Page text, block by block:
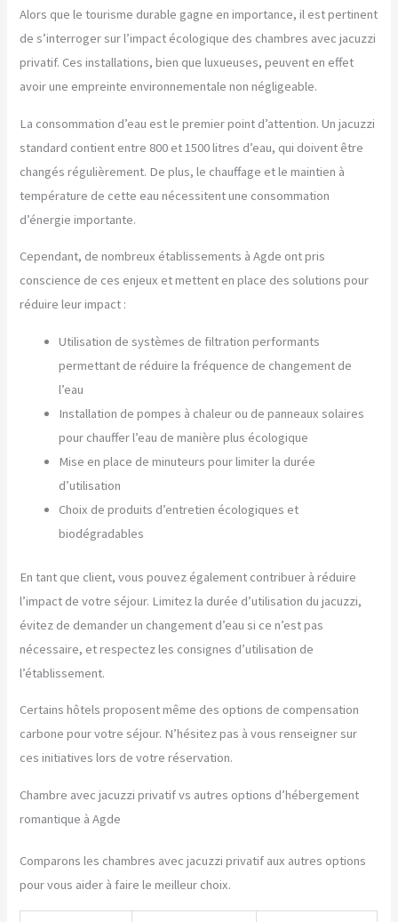
Alors que le tourisme durable gagne en importance, il est pertinent
de s’interroger sur l’impact écologique des chambres avec jacuzzi
privatif. Ces installations, bien que luxueuses, peuvent en effet
avoir une empreinte environnementale non négligeable.
La consommation d’eau est le premier point d’attention. Un jacuzzi
standard contient entre 800 et 1500 litres d’eau, qui doivent être
changés régulièrement. De plus, le chauffage et le maintien à
température de cette eau nécessitent une consommation
d’énergie importante.
Cependant, de nombreux établissements à Agde ont pris
conscience de ces enjeux et mettent en place des solutions pour
réduire leur impact :
Utilisation de systèmes de filtration performants
permettant de réduire la fréquence de changement de
l’eau
Installation de pompes à chaleur ou de panneaux solaires
pour chauffer l’eau de manière plus écologique
Mise en place de minuteurs pour limiter la durée
d’utilisation
Choix de produits d’entretien écologiques et
biodégradables
En tant que client, vous pouvez également contribuer à réduire
l’impact de votre séjour. Limitez la durée d’utilisation du jacuzzi,
évitez de demander un changement d’eau si ce n’est pas
nécessaire, et respectez les consignes d’utilisation de
l’établissement.
Certains hôtels proposent même des options de compensation
carbone pour votre séjour. N’hésitez pas à vous renseigner sur
ces initiatives lors de votre réservation.
Chambre avec jacuzzi privatif vs autres options d’hébergement
romantique à Agde
Comparons les chambres avec jacuzzi privatif aux autres options
pour vous aider à faire le meilleur choix.